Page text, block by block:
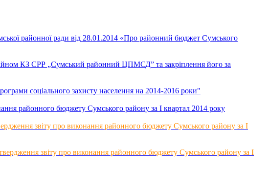
районної ради від 28.01.2014 «Про районний бюджет Сумського
КЗ СРР „Сумський районний ЦПМСД” та закріплення його за
соціального захисту населення на 2014-2016 роки"
районного бюджету Сумського району за І квартал 2014 року
звіту про виконання районного бюджету Сумського району за І
звіту про виконання районного бюджету Сумського району за І